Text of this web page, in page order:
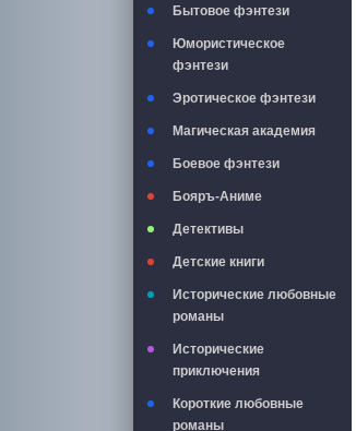
Бытовое фэнтези
Юмористическое
фэнтези
Эротическое фэнтези
Магическая академия
Боевое фэнтези
Бояръ-Аниме
Детективы
Детские книги
Исторические любовные
романы
Исторические
приключения
Короткие любовные
романы